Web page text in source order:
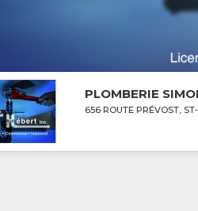
PLOMBERIE
656 ROUTE PRÉVOST,